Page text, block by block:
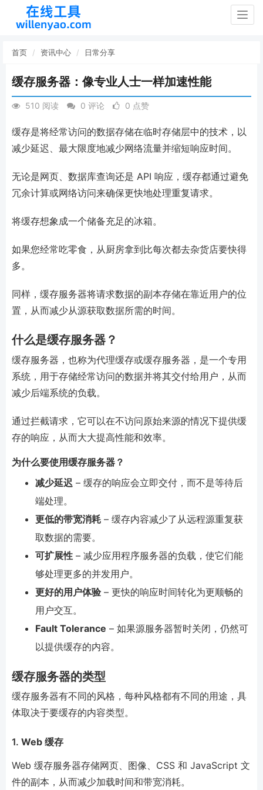
首页 资讯中心 日常分享
缓存服务器：像专业人士一样加速性能
510 阅读 0 评论 0 点赞
缓存是将经常访问的数据存储在临时存储层中的技术，以
减少延迟、最大限度地减少网络流量并缩短响应时间。
无论是网页、数据库查询还是 API 响应，缓存都通过避免
冗余计算或网络访问来确保更快地处理重复请求。
将缓存想象成一个储备充足的冰箱。
如果您经常吃零食，从厨房拿到比每次都去杂货店要快得
多。
同样，缓存服务器将请求数据的副本存储在靠近用户的位
置，从而减少从源获取数据所需的时间。
什么是缓存服务器？
缓存服务器，也称为代理缓存或缓存服务器，是一个专用
系统，用于存储经常访问的数据并将其交付给用户，从而
减少后端系统的负载。
通过拦截请求，它可以在不访问原始来源的情况下提供缓
存的响应，从而大大提高性能和效率。
为什么要使用缓存服务器？
减少延迟 – 缓存的响应会立即交付，而不是等待后
端处理。
更低的带宽消耗 – 缓存内容减少了从远程源重复获
取数据的需要。
可扩展性 – 减少应用程序服务器的负载，使它们能
够处理更多的并发用户。
更好的用户体验 – 更快的响应时间转化为更顺畅的
用户交互。
Fault Tolerance – 如果源服务器暂时关闭，仍然可
以提供缓存的内容。
缓存服务器的类型
缓存服务器有不同的风格，每种风格都有不同的用途，具
体取决于要缓存的内容类型。
1. Web 缓存
Web 缓存服务器存储网页、图像、CSS 和 JavaScript 文
件的副本，从而减少加载时间和带宽消耗。